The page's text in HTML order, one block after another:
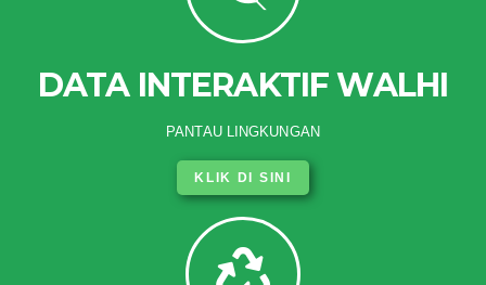
DATA INTERAKTIF WALHI
PANTAU LINGKUNGAN
KLIK DI SINI